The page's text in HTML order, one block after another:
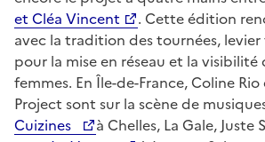
et Cléa Vincent
. Cette édition
avec la tradition des tournées,
pour la mise en réseau et la visibilité
femmes. En Île-de-France, Coline
Project sont sur la scène de
Cuizines
à Chelles, La Gale, Juste